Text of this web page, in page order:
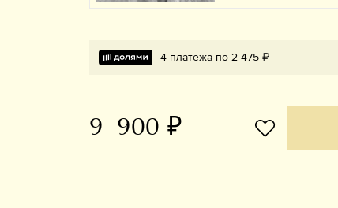
4 платежа по 2 475 ₽
9 900 ₽